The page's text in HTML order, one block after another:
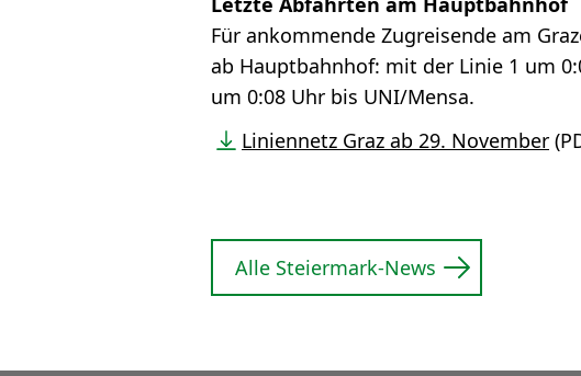
Für ankommende Zugreisende am
ab Hauptbahnhof: mit der Linie 1 um
um 0:08 Uhr bis UNI/Mensa.
Liniennetz Graz ab 29. November
Alle Steiermark-News